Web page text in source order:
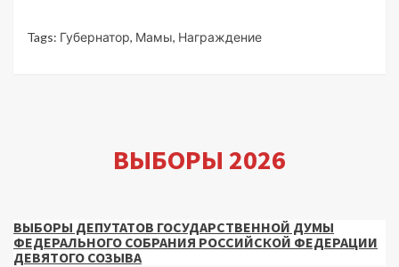
Tags: Губернатор, Мамы, Награждение
ВЫБОРЫ 2026
ВЫБОРЫ ДЕПУТАТОВ ГОСУДАРСТВЕННОЙ ДУМЫ
ФЕДЕРАЛЬНОГО СОБРАНИЯ РОССИЙСКОЙ ФЕДЕРАЦИИ
ДЕВЯТОГО СОЗЫВА